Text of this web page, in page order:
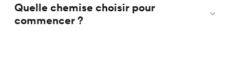
Quelle chemise choisir pour
commencer ?